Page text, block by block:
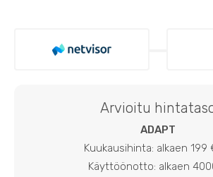
Arvioitu
ADAPT
Kuukausihinta: alkaen 199
Käyttöönotto: alkaen